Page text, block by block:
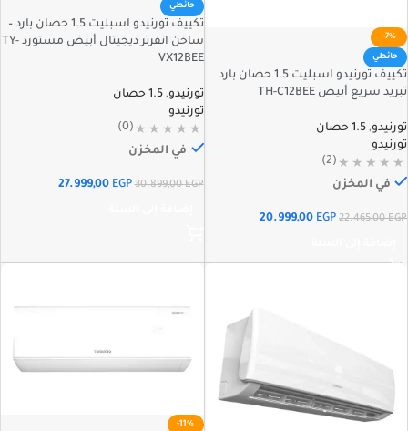
-7%
حائطي
تكييف تورنيدو اسبليت 1.5 حصان بارد
تبريد سريع أبيض TH-C12BEE
تورنيدو, 1.5 حصان
تورنيدو
(2)
في المخزن
22.465,00EGP
20.999,00 EGP
حائطي
تكييف تورنيدو اسبليت 1.5 حصان بارد –
ساخن انفرتر ديجيتال أبيض مستورد TY-
VX12BEE
تورنيدو, 1.5 حصان
تورنيدو
(0)
في المخزن
30.899,00EGP
27.999,00 EGP
-11%